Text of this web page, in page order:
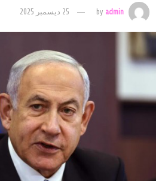
byadmin 25 ديسمبر 2025